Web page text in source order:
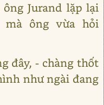
Jurand lặp lại
mà ông vừa hỏi
đây, - chàng thốt
như ngài đang